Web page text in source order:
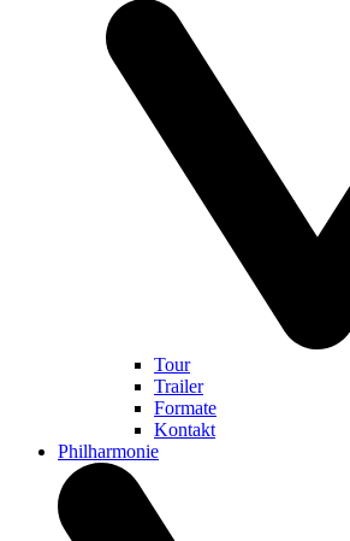
Tour
Trailer
Formate
Kontakt
Philharmonie